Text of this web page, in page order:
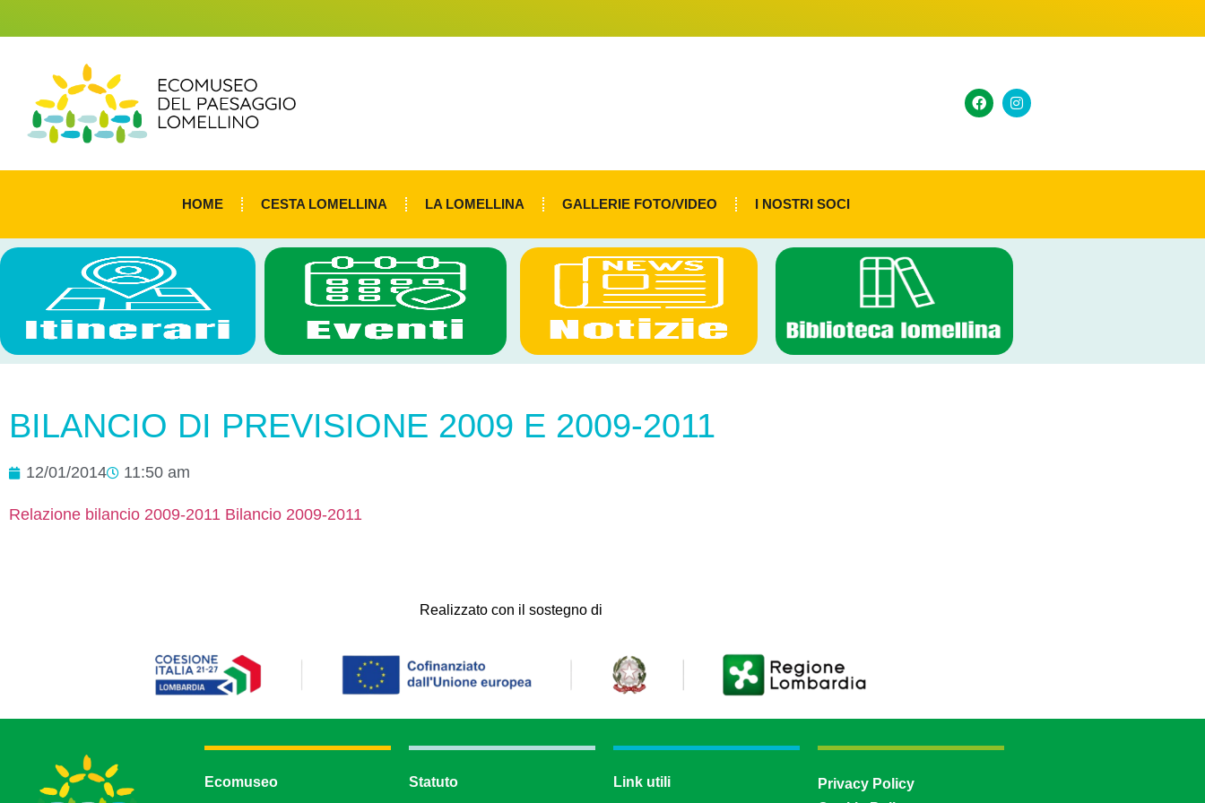
HOME CESTA LOMELLINA LA LOMELLINA GALLERIE FOTO/VIDEO I NOSTRI SOCI
BILANCIO DI PREVISIONE 2009 E 2009-2011
12/01/2014 11:50 am
Relazione bilancio 2009-2011 Bilancio 2009-2011
Realizzato con il sostegno di
Ecomuseo
Statuto
Link utili
Privacy Policy